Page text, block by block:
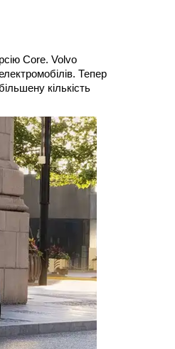
Core. Volvo
Тепер
кількість